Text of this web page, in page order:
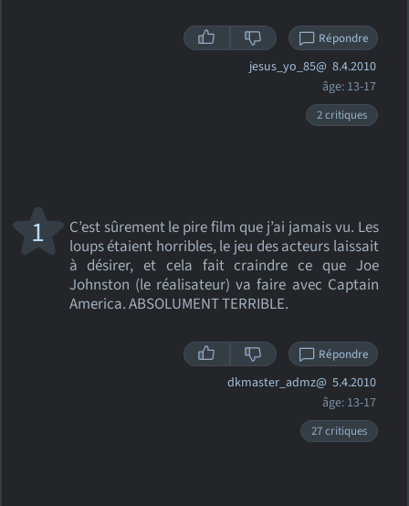
Répondre
jesus_yo_85@ 8.4.2010
âge: 13-17
2 critiques
C’est sûrement le pire film que j’ai jamais vu. Les
loups étaient horribles, le jeu des acteurs laissait
à désirer, et cela fait craindre ce que Joe
Johnston (le réalisateur) va faire avec Captain
America. ABSOLUMENT TERRIBLE.
1
Répondre
dkmaster_admz@ 5.4.2010
âge: 13-17
27 critiques